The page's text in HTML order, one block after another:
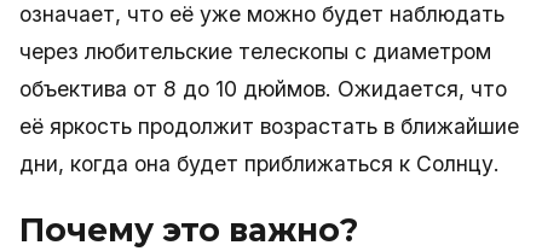
означает, что её уже можно будет наблюдать
через любительские телескопы с диаметром
объектива от 8 до 10 дюймов. Ожидается, что
её яркость продолжит возрастать в ближайшие
дни, когда она будет приближаться к Солнцу.
Почему это важно?